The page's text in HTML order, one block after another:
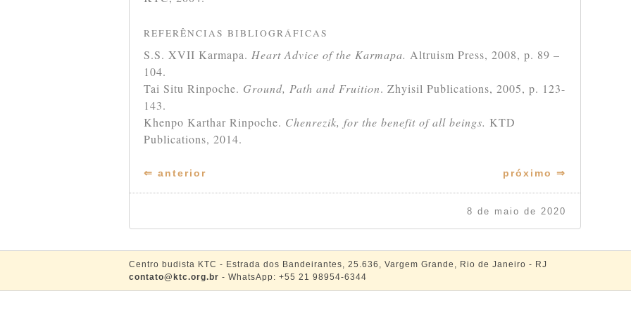
REFERÊNCIAS BIBLIOGRÁFICAS
S.S. XVII Karmapa. Heart Advice of the Karmapa. Altruism Press, 2008, p. 89 –
104.
Tai Situ Rinpoche. Ground, Path and Fruition. Zhyisil Publications, 2005, p. 123-
143.
Khenpo Karthar Rinpoche. Chenrezik, for the benefit of all beings. KTD
Publications, 2014.
⇐ anterior próximo ⇒
8 de maio de 2020
Centro budista KTC - Estrada dos Bandeirantes, 25.636, Vargem Grande, Rio de Janeiro - RJ
contato@ktc.org.br - WhatsApp: +55 21 98954-6344